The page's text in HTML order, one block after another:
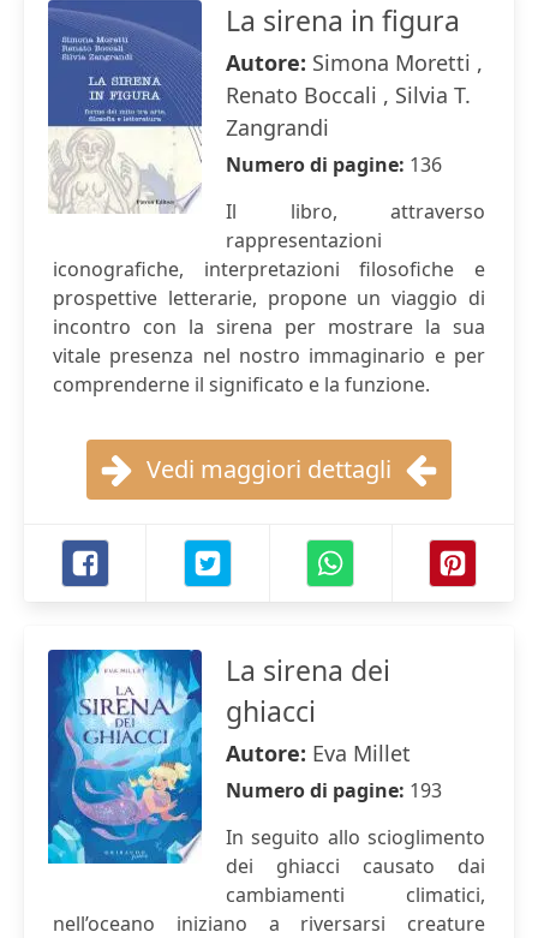
La sirena in figura
Autore: Simona Moretti ,
Renato Boccali , Silvia T.
Zangrandi
Numero di pagine: 136
Il libro, attraverso
rappresentazioni
iconografiche, interpretazioni filosofiche e
prospettive letterarie, propone un viaggio di
incontro con la sirena per mostrare la sua
vitale presenza nel nostro immaginario e per
comprenderne il significato e la funzione.
Vedi maggiori dettagli
La sirena dei
ghiacci
Autore: Eva Millet
Numero di pagine: 193
In seguito allo scioglimento
dei ghiacci causato dai
cambiamenti climatici,
nell’oceano iniziano a riversarsi creature